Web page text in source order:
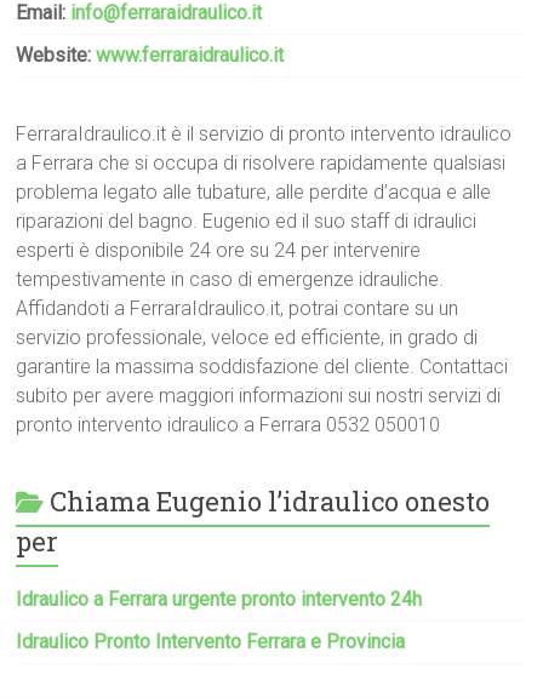
Email: info@ferraraidraulico.it
Website:www.ferraraidraulico.it
FerraraIdraulico.it è il servizio di pronto intervento idraulico
a Ferrara che si occupa di risolvere rapidamente qualsiasi
problema legato alle tubature, alle perdite d’acqua e alle
riparazioni del bagno. Eugenio ed il suo staff di idraulici
esperti è disponibile 24 ore su 24 per intervenire
tempestivamente in caso di emergenze idrauliche.
Affidandoti a FerraraIdraulico.it, potrai contare su un
servizio professionale, veloce ed efficiente, in grado di
garantire la massima soddisfazione del cliente. Contattaci
subito per avere maggiori informazioni sui nostri servizi di
pronto intervento idraulico a Ferrara 0532 050010
Chiama Eugenio l’idraulico onesto
per
Idraulico a Ferrara urgente pronto intervento 24h
Idraulico Pronto Intervento Ferrara e Provincia